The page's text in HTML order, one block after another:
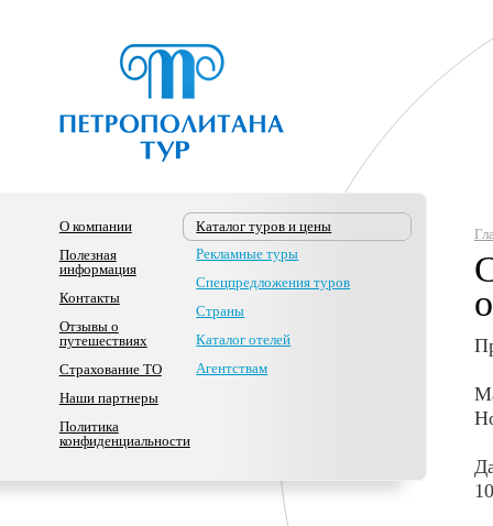
О компании
Полезная
информация
Контакты
Отзывы о
путешествиях
Страхование ТО
Наши партнеры
Политика
конфиденциальности
Каталог туров и цены
Рекламные туры
Спецпредложения туров
Страны
Каталог отелей
Агентствам